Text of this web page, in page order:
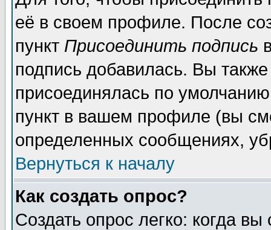
её в своем профиле. После
пункт Присоединить подпись
подпись добавилась. Вы
присоединялась по
пункт в вашем профиле (вы
определенных сообщениях,
Вернуться к началу
Как создать опрос?
Создать опрос легко: когда